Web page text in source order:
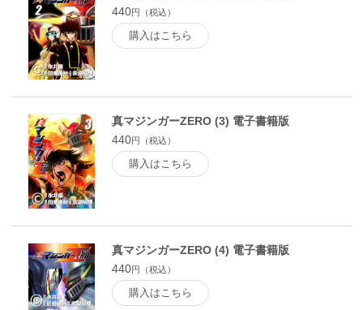
440円（税込）
購入はこちら
真マジンガーZERO (3) 電子書籍版
440円（税込）
購入はこちら
真マジンガーZERO (4) 電子書籍版
440円（税込）
購入はこちら